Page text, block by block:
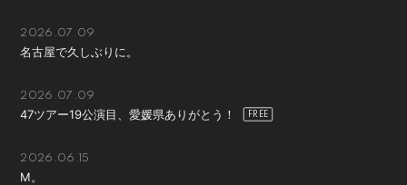
GOODS
2026.07.09
名古屋で久しぶりに。
2026.07.09
47ツアー19公演目、愛媛県ありがとう！
2026.06.15
M。